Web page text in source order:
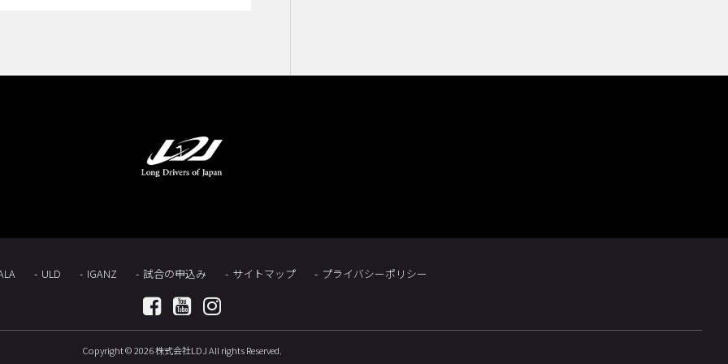
ULD IGANZ 試合の申込み サイトマップ プライバシーポリシー
Copyright © 2026 株式会社LDJ All rights Reserved.